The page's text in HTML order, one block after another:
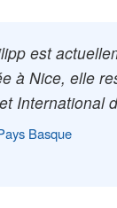
est
à Nice, elle
International
Basque